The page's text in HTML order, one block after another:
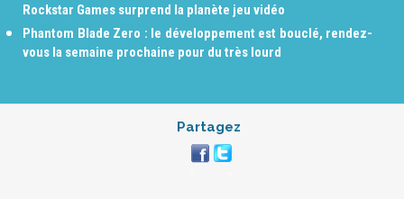
Rockstar Games surprend la planète jeu vidéo
Phantom Blade Zero : le développement est bouclé, rendez-
vous la semaine prochaine pour du très lourd
Partagez